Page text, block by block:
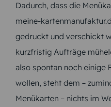
Dadurch, dass die
meine-
gedruckt und verschickt
kurzfristig Aufträge
also spontan noch einige
wollen, steht dem –
Menükarten – nichts im